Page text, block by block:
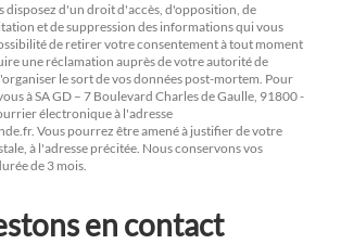
disposez d'un droit d'accès, d'opposition, de
et de suppression des informations qui vous
de retirer votre consentement à tout moment
une réclamation auprès de votre autorité de
le sort de vos données post-mortem. Pour
à SA GD – 7 Boulevard Charles de Gaulle, 91800 -
électronique à l'adresse
. Vous pourrez être amené à justifier de votre
à l'adresse précitée. Nous conservons vos
de 3 mois.
en contact